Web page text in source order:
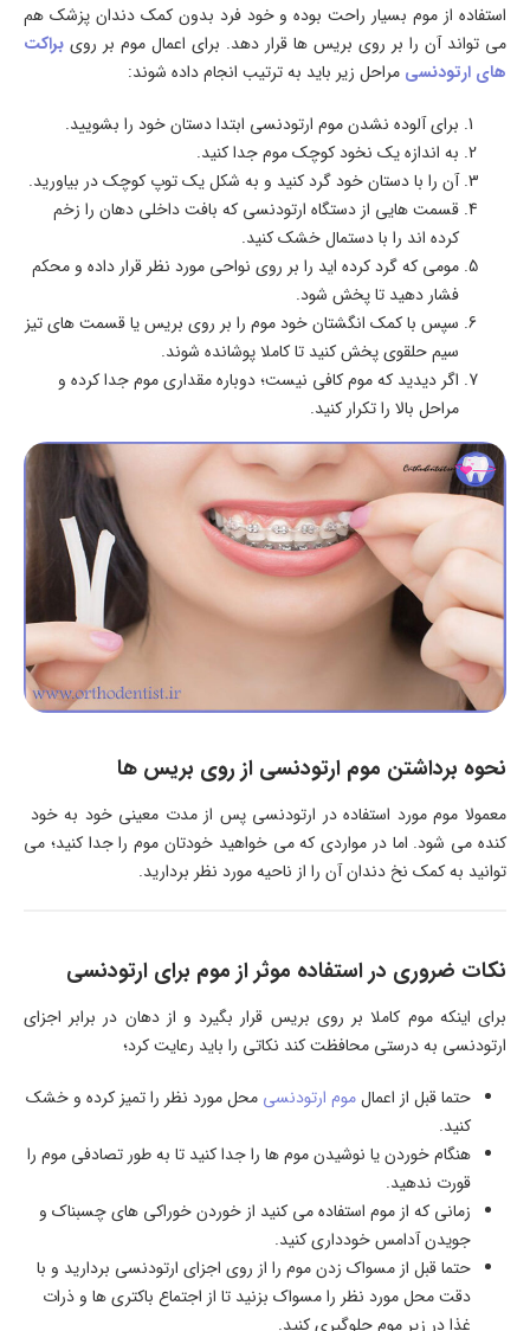
استفاده از موم بسیار راحت بوده و خود فرد بدون کمک دندان پزشک هم
می تواند آن را بر روی بریس ها قرار دهد. برای اعمال موم بر روی براکت
های ارتودنسی مراحل زیر باید به ترتیب انجام داده شوند:
برای آلوده نشدن موم ارتودنسی ابتدا دستان خود را بشویید.
به اندازه یک نخود کوچک موم جدا کنید.
آن را با دستان خود گرد کنید و به شکل یک توپ کوچک در بیاورید.
قسمت هایی از دستگاه ارتودنسی که بافت داخلی دهان را زخم
کرده اند را با دستمال خشک کنید.
مومی که گرد کرده اید را بر روی نواحی مورد نظر قرار داده و محکم
فشار دهید تا پخش شود.
سپس با کمک انگشتان خود موم را بر روی بریس یا قسمت های تیز
سیم حلقوی پخش کنید تا کاملا پوشانده شوند.
اگر دیدید که موم کافی نیست؛ دوباره مقداری موم جدا کرده و
مراحل بالا را تکرار کنید.
نحوه برداشتن موم ارتودنسی از روی بریس ها
معمولا موم مورد استفاده در ارتودنسی پس از مدت معینی خود به خود
کنده می شود. اما در مواردی که می خواهید خودتان موم را جدا کنید؛ می
توانید به کمک نخ دندان آن را از ناحیه مورد نظر بردارید.
نکات ضروری در استفاده موثر از موم برای ارتودنسی
برای اینکه موم کاملا بر روی بریس قرار بگیرد و از دهان در برابر اجزای
ارتودنسی به درستی محافظت کند نکاتی را باید رعایت کرد؛
حتما قبل از اعمالموم ارتودنسی محل مورد نظر را تمیز کرده و خشک
کنید.
هنگام خوردن یا نوشیدن موم ها را جدا کنید تا به طور تصادفی موم را
قورت ندهید.
زمانی که از موم استفاده می کنید از خوردن خوراکی های چسبناک و
جویدن آدامس خودداری کنید.
حتما قبل از مسواک زدن موم را از روی اجزای ارتودنسی بردارید و با
دقت محل مورد نظر را مسواک بزنید تا از اجتماع باکتری ها و ذرات
غذا در زیر موم جلوگیری کنید.